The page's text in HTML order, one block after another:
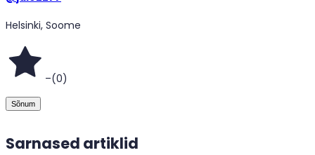
Sarnased artiklid
Helsinki, Soome
–(0)
Sõnum